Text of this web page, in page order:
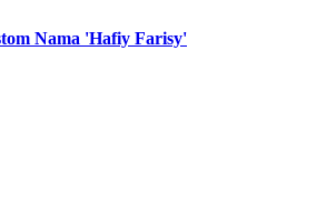
Nama 'Hafiy Farisy'